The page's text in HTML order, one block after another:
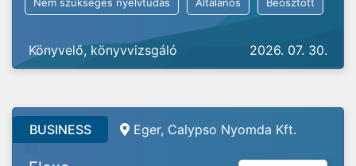
Könyvelő, könyvvizsgáló 2026. 07. 30.
BUSINESS Eger, Calypso Nyomda Kft.